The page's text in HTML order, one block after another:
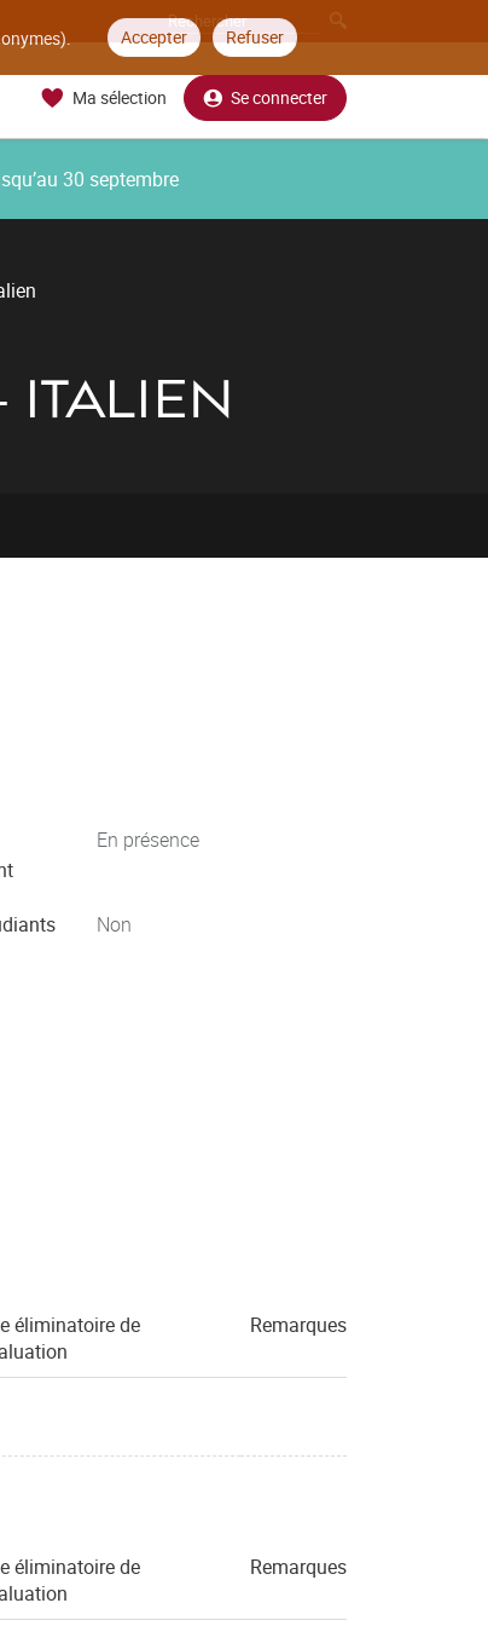
Accepter Refuser
Ma sélection Se connecter
30 septembre
ITALIEN
En présence
Non
éliminatoire de
Remarques
éliminatoire de
Remarques